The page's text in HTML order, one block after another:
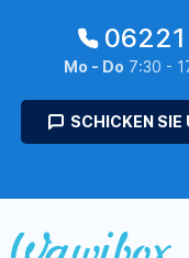
Mo - Do 7:30 -
SCHICKEN SIE